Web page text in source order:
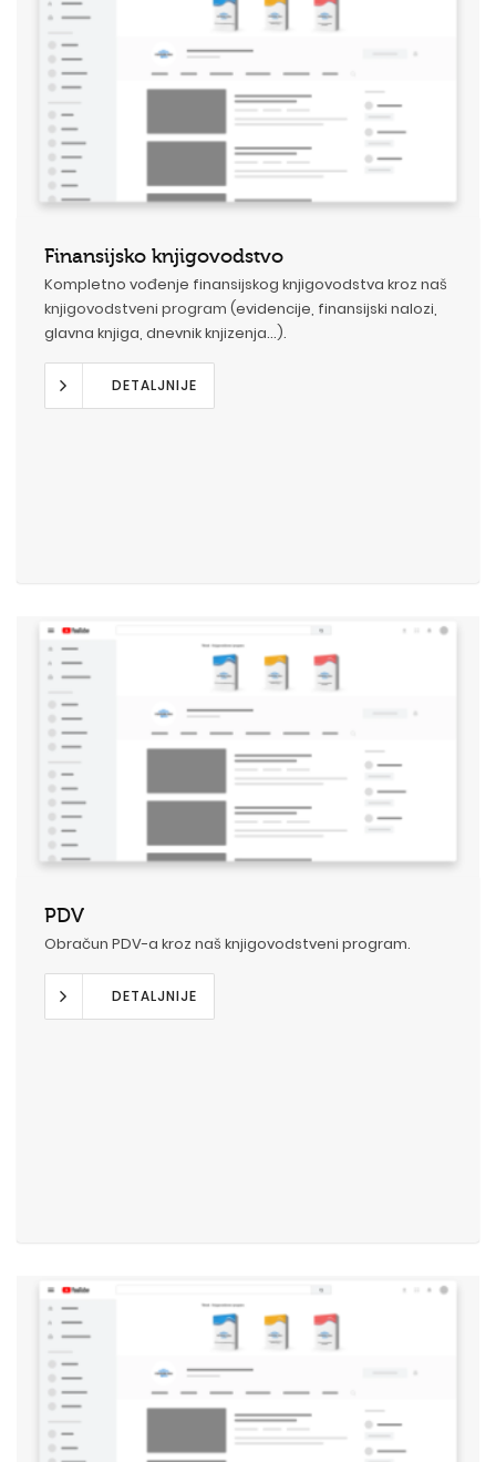
Finansijsko knjigovodstvo
Kompletno vođenje finansijskog knjigovodstva kroz naš
knjigovodstveni program (evidencije, finansijski nalozi,
glavna knjiga, dnevnik knjizenja...).
DETALJNIJE
PDV
Obračun PDV-a kroz naš knjigovodstveni program.
DETALJNIJE